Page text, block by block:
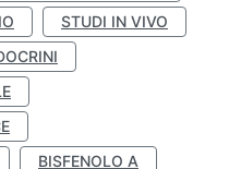
STUDI IN VIVO
BISFENOLO A